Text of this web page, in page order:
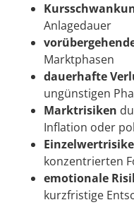
Anlagedauer
Marktphasen
dauerhafte
ungünstigen
Marktrisiken
Inflation oder
konzentrierten
emotionale
kurzfristige